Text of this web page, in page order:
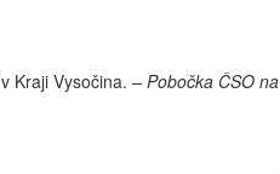
v Kraji Vysočina. – Pobočka ČSO na